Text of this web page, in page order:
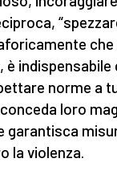
che
è indispensabile
norme a
loro
garantisca
la violenza.